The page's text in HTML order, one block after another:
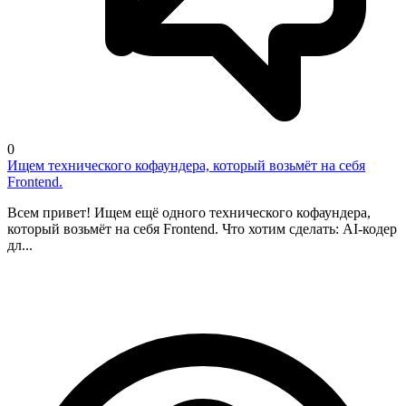
0
Ищем технического кофаундера, который возьмёт на себя
Frontend.
Всем привет! Ищем ещё одного технического кофаундера,
который возьмёт на себя Frontend. Что хотим сделать: AI-кодер
дл...